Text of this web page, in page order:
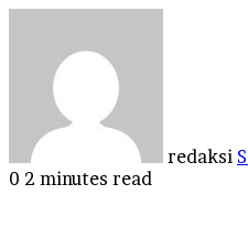
redaksi
0 2 minutes read